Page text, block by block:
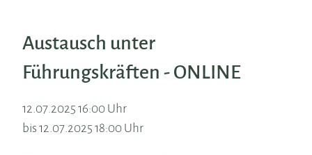
Austausch unter
Führungskräften - ONLINE
12.07.2025 16:00 Uhr
bis 12.07.2025 18:00 Uhr